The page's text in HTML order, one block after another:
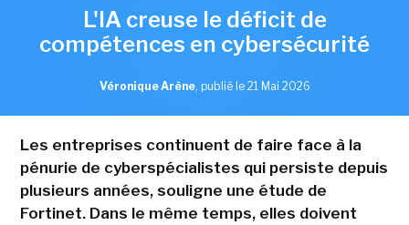
L'IA creuse le déficit de
compétences en cybersécurité
Véronique Arène, publié le 21 Mai 2026
Les entreprises continuent de faire face à la
pénurie de cyberspécialistes qui persiste depuis
plusieurs années, souligne une étude de
Fortinet. Dans le même temps, elles doivent